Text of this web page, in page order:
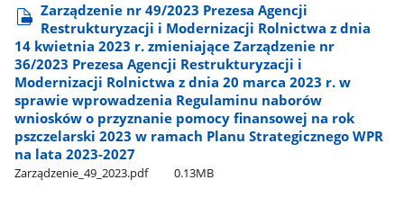
Zarządzenie nr 49/2023 Prezesa Agencji
Restrukturyzacji i Modernizacji Rolnictwa z dnia
14 kwietnia 2023 r. zmieniające Zarządzenie nr
36/2023 Prezesa Agencji Restrukturyzacji i
Modernizacji Rolnictwa z dnia 20 marca 2023 r. w
sprawie wprowadzenia Regulaminu naborów
wniosków o przyznanie pomocy finansowej na rok
pszczelarski 2023 w ramach Planu Strategicznego WPR
na lata 2023-2027
Zarządzenie​_49​_2023.pdf 0.13MB